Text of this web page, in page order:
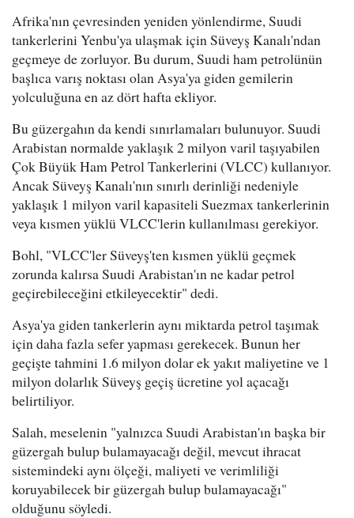
Afrika'nın çevresinden yeniden yönlendirme, Suudi
tankerlerini Yenbu'ya ulaşmak için Süveyş Kanalı'ndan
geçmeye de zorluyor. Bu durum, Suudi ham petrolünün
başlıca varış noktası olan Asya'ya giden gemilerin
yolculuğuna en az dört hafta ekliyor.
Bu güzergahın da kendi sınırlamaları bulunuyor. Suudi
Arabistan normalde yaklaşık 2 milyon varil taşıyabilen
Çok Büyük Ham Petrol Tankerlerini (VLCC) kullanıyor.
Ancak Süveyş Kanalı'nın sınırlı derinliği nedeniyle
yaklaşık 1 milyon varil kapasiteli Suezmax tankerlerinin
veya kısmen yüklü VLCC'lerin kullanılması gerekiyor.
Bohl, "VLCC'ler Süveyş'ten kısmen yüklü geçmek
zorunda kalırsa Suudi Arabistan'ın ne kadar petrol
geçirebileceğini etkileyecektir" dedi.
Asya'ya giden tankerlerin aynı miktarda petrol taşımak
için daha fazla sefer yapması gerekecek. Bunun her
geçişte tahmini 1.6 milyon dolar ek yakıt maliyetine ve 1
milyon dolarlık Süveyş geçiş ücretine yol açacağı
belirtiliyor.
Salah, meselenin "yalnızca Suudi Arabistan'ın başka bir
güzergah bulup bulamayacağı değil, mevcut ihracat
sistemindeki aynı ölçeği, maliyeti ve verimliliği
koruyabilecek bir güzergah bulup bulamayacağı"
olduğunu söyledi.